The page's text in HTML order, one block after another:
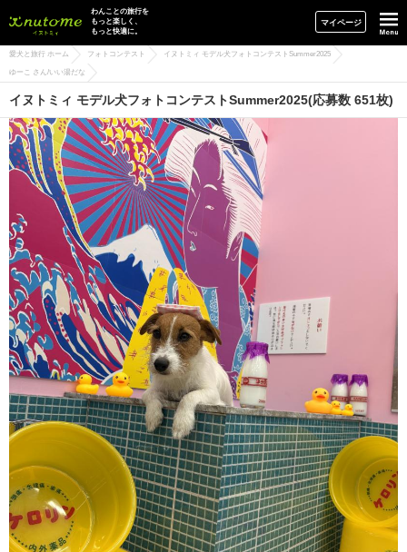
イヌトミィ
わんことの旅行を
もっと楽しく、
もっと快適に。
マイページ
愛犬と旅行 ホーム フォトコンテスト イヌトミィ モデル犬フォトコンテストSummer2025
ゆーこ さん/いい湯だな
イヌトミィ モデル犬フォトコンテストSummer2025(応募数 651枚)